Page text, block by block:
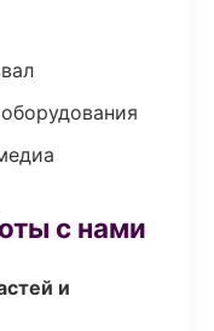
с нами
и